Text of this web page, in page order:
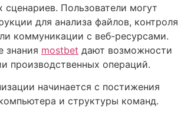
сценариев. Пользователи могут
для анализа файлов, контроля
коммуникации с веб-ресурсами.
знания mostbet дают возможности
производственных операций.
начинается с постижения
и структуры команд.